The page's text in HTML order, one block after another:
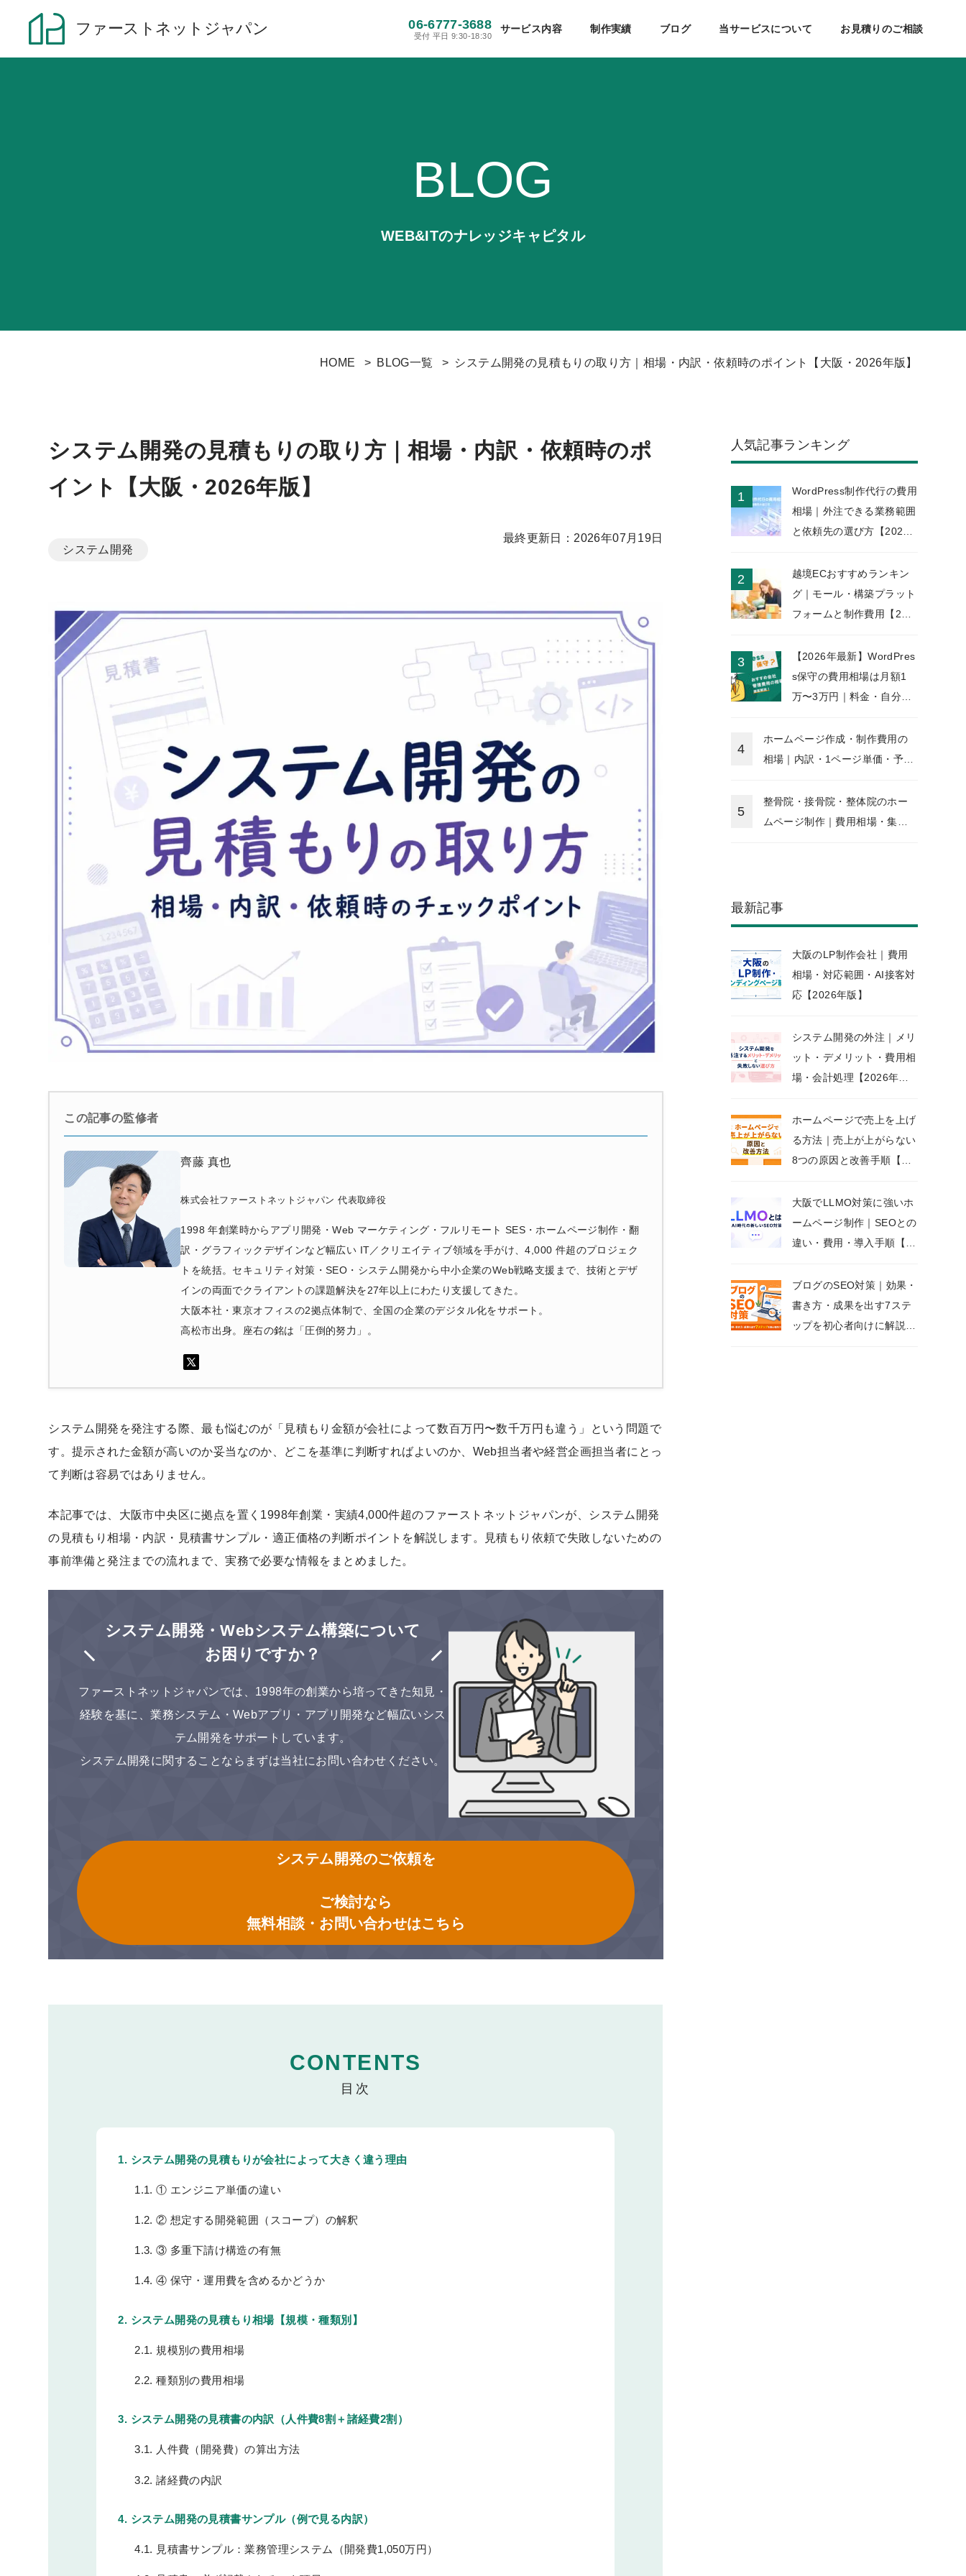
ファーストネットジャパン 06-6777-3688
受付 平日 9:30-18:30
サービス内容
サービス内容
ホームページ制作 サイト保守管理 ECサイト制作・ネットショップ構築
Webシステム開発・アプリ開発 WEBマーケティング SEO対策
制作実績
制作実績
工場・製造業
ブログ 当サービスについて
当サービスについて 初めての方へ 当社が選ばれる理由 会社案内
お見積りのご相談
BLOG
WEB&ITのナレッジキャピタル
HOME BLOG一覧 システム開発の見積もりの取り方｜相場・内訳・依頼時のポイント【大阪・2026年版】
システム開発の見積もりの取り方｜相場・内訳・依頼時のポ
イント【大阪・2026年版】
システム開発
最終更新日：2026年07月19日
この記事の監修者
齊藤 真也
株式会社ファーストネットジャパン 代表取締役
1998 年創業時からアプリ開発・Web マーケティング・フルリモート SES・ホームページ制作・翻
訳・グラフィックデザインなど幅広い IT／クリエイティブ領域を手がけ、4,000 件超のプロジェク
トを統括。セキュリティ対策・SEO・システム開発から中小企業のWeb戦略支援まで、技術とデザ
インの両面でクライアントの課題解決を27年以上にわたり支援してきた。
大阪本社・東京オフィスの2拠点体制で、全国の企業のデジタル化をサポート。
高松市出身。座右の銘は「圧倒的努力」。
システム開発を発注する際、最も悩むのが「見積もり金額が会社によって数百万円〜数千万円も違う」という問題で
す。提示された金額が高いのか妥当なのか、どこを基準に判断すればよいのか、Web担当者や経営企画担当者にとっ
て判断は容易ではありません。
本記事では、大阪市中央区に拠点を置く1998年創業・実績4,000件超のファーストネットジャパンが、システム開発
の見積もり相場・内訳・見積書サンプル・適正価格の判断ポイントを解説します。見積もり依頼で失敗しないための
事前準備と発注までの流れまで、実務で必要な情報をまとめました。
システム開発・Webシステム構築について
お困りですか？
ファーストネットジャパンでは、1998年の創業から培ってきた知見・
経験を基に、業務システム・Webアプリ・アプリ開発など幅広いシス
テム開発をサポートしています。
システム開発に関することならまずは当社にお問い合わせください。
システム開発のご依頼を
ご検討なら
無料相談・お問い合わせはこちら
CONTENTS
1. システム開発の見積もりが会社によって大きく違う理由
1.1. ① エンジニア単価の違い
1.2. ② 想定する開発範囲（スコープ）の解釈
1.3. ③ 多重下請け構造の有無
1.4. ④ 保守・運用費を含めるかどうか
2. システム開発の見積もり相場【規模・種類別】
2.1. 規模別の費用相場
2.2. 種類別の費用相場
3. システム開発の見積書の内訳（人件費8割＋諸経費2割）
3.1. 人件費（開発費）の算出方法
3.2. 諸経費の内訳
4. システム開発の見積書サンプル（例で見る内訳）
4.1. 見積書サンプル：業務管理システム（開発費1,050万円）
人気記事ランキング
WordPress制作代行の費用
相場｜外注できる業務範囲
と依頼先の選び方【2026
越境ECおすすめランキン
グ｜モール・構築プラット
フォームと制作費用【202
【2026年最新】WordPres
s保守の費用相場は月額1
万〜3万円｜料金・自分で
方
ホームページ作成・制作費用の
相場｜内訳・1ページ単価・予算
整骨院・接骨院・整体院のホー
ムページ制作｜費用相場・集客
最新記事
大阪のLP制作会社｜費用
相場・対応範囲・AI接客対
応【2026年版】
システム開発の外注｜メリ
ット・デメリット・費用相
場・会計処理【2026年最
ホームページで売上を上げ
る方法｜売上が上がらない
8つの原因と改善手順【20
大阪でLLMO対策に強いホ
ームページ制作｜SEOとの
違い・費用・導入手順【2
ブログのSEO対策｜効果・
書き方・成果を出す7ステ
ップを初心者向けに解説